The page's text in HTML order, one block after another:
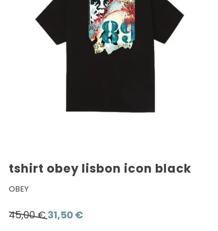
tshirt obey lisbon icon black
OBEY
45,00€ Le
31,50€Le